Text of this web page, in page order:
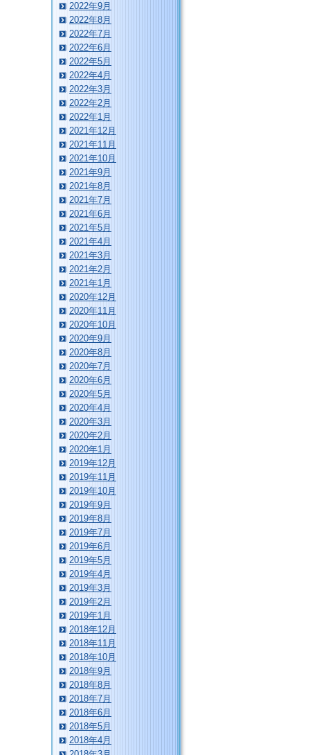
2022年9月
2022年8月
2022年7月
2022年6月
2022年5月
2022年4月
2022年3月
2022年2月
2022年1月
2021年12月
2021年11月
2021年10月
2021年9月
2021年8月
2021年7月
2021年6月
2021年5月
2021年4月
2021年3月
2021年2月
2021年1月
2020年12月
2020年11月
2020年10月
2020年9月
2020年8月
2020年7月
2020年6月
2020年5月
2020年4月
2020年3月
2020年2月
2020年1月
2019年12月
2019年11月
2019年10月
2019年9月
2019年8月
2019年7月
2019年6月
2019年5月
2019年4月
2019年3月
2019年2月
2019年1月
2018年12月
2018年11月
2018年10月
2018年9月
2018年8月
2018年7月
2018年6月
2018年5月
2018年4月